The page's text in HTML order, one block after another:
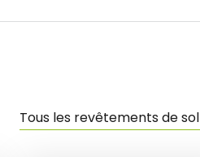
Tous les revêtements de sol